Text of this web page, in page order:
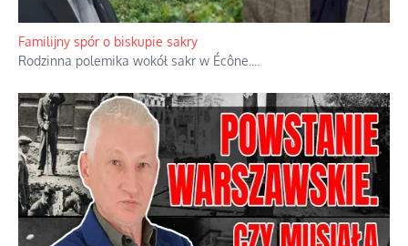
Familijny spór o biskupie sakry
Rodzinna polemika wokół sakr w Écône.